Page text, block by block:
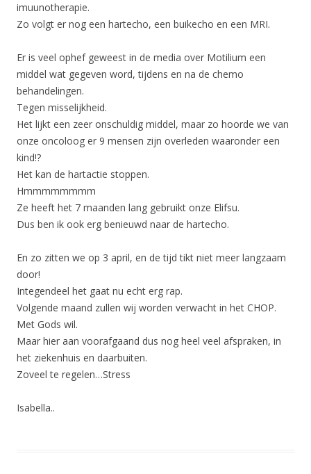
imuunotherapie.
Zo volgt er nog een hartecho, een buikecho en een MRI.
Er is veel ophef geweest in de media over Motilium een
middel wat gegeven word, tijdens en na de chemo
behandelingen.
Tegen misselijkheid.
Het lijkt een zeer onschuldig middel, maar zo hoorde we van
onze oncoloog er 9 mensen zijn overleden waaronder een
kind!?
Het kan de hartactie stoppen.
Hmmmmmmmm
Ze heeft het 7 maanden lang gebruikt onze Elifsu.
Dus ben ik ook erg benieuwd naar de hartecho.
En zo zitten we op 3 april, en de tijd tikt niet meer langzaam
door!
Integendeel het gaat nu echt erg rap.
Volgende maand zullen wij worden verwacht in het CHOP.
Met Gods wil.
Maar hier aan voorafgaand dus nog heel veel afspraken, in
het ziekenhuis en daarbuiten.
Zoveel te regelen…Stress
Isabella..